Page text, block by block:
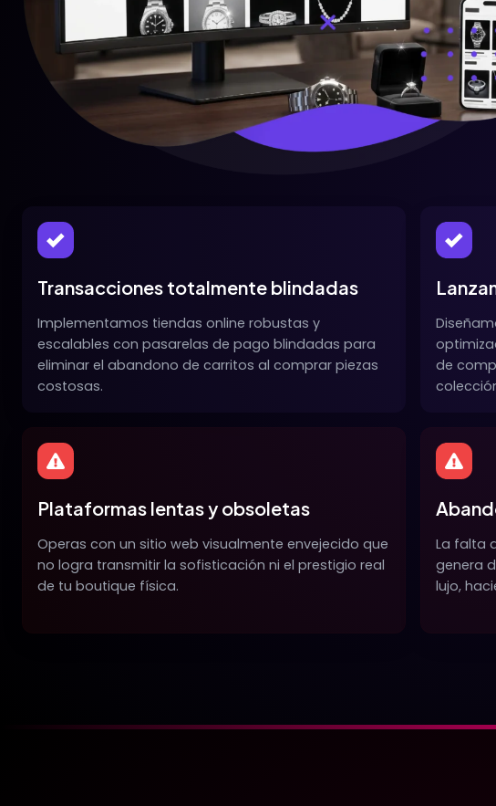
Transacciones totalmente blindadas
Implementamos tiendas online robustas y
escalables con pasarelas de pago blindadas para
eliminar el abandono de carritos al comprar piezas
costosas.
de
Plataformas lentas y obsoletas
Operas con un sitio web visualmente envejecido que
no logra transmitir la sofisticación ni el prestigio real
de tu boutique física.
La falta
genera
lujo,